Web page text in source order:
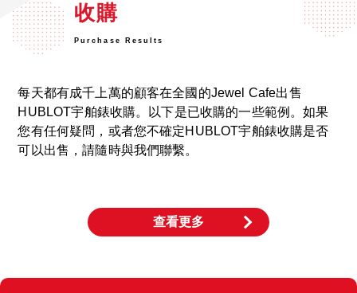
收購
Purchase Results
每天都有成千上萬的顧客在全國的Jewel Cafe出售
HUBLOT宇舶錶收購。以下是已收購的一些範例。如果
您有任何疑問，或者您不確定HUBLOT宇舶錶收購是否
可以出售，請隨時與我們聯繫。
查看更多